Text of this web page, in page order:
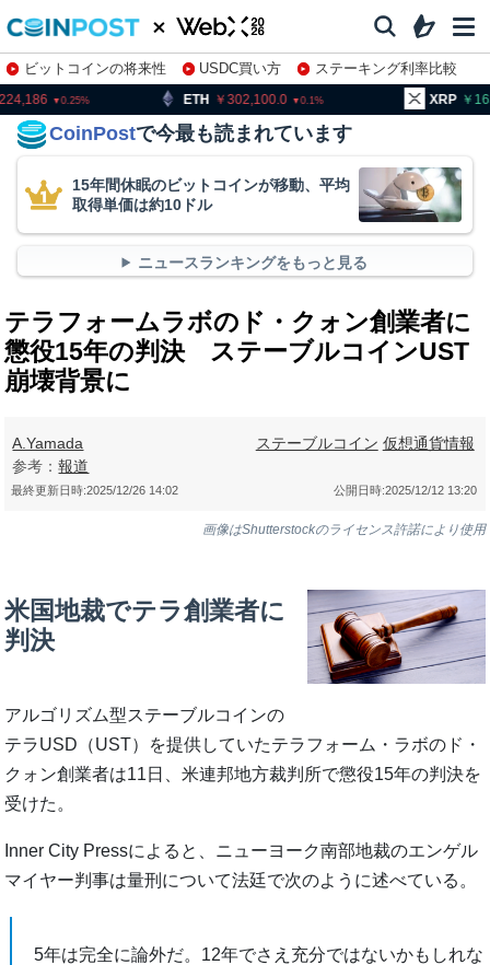
ビットコインの将来性 USDC買い方
ステーキング利率比較
株特集・関連銘柄
ETH 302,100.0 XRP 163.51
CoinPostで今最も読まれています
15年間休眠のビットコインが移動、平均
取得単価は約10ドル
ニュースランキングをもっと見る
テラフォームラボのド・クォン創業者に
懲役15年の判決 ステーブルコインUST
崩壊背景に
A.Yamada
参考：報道
ステーブルコイン 仮想通貨情報
公開日時:2025/12/12 13:20
最終更新日時:2025/12/26 14:02
画像はShutterstockのライセンス許諾により使用
米国地裁でテラ創業者に
判決
アルゴリズム型ステーブルコインの
テラUSD（UST）を提供していたテラフォーム・ラボのド・
クォン創業者は11日、米連邦地方裁判所で懲役15年の判決を
受けた。
Inner City Pressによると、ニューヨーク南部地裁のエンゲル
マイヤー判事は量刑について法廷で次のように述べている。
5年は完全に論外だ。12年でさえ充分ではないかもしれな